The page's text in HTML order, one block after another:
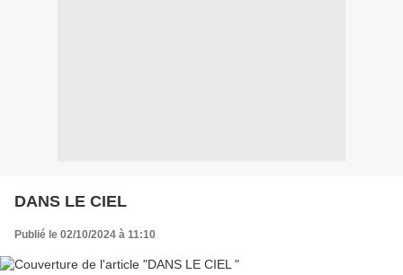
DANS LE CIEL
Publié le 02/10/2024 à 11:10